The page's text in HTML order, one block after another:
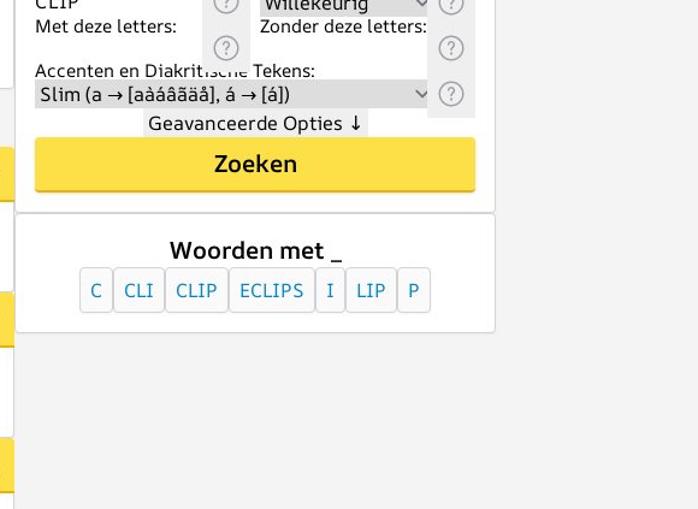
Met deze letters:
Zonder deze letters:
Accenten en Diakritische Tekens:
Geavanceerde Opties ↓
Zoeken
Woorden met _
C CLI CLIP ECLIPS I LIP P